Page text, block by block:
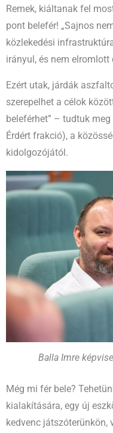
Remek, kiáltanak fel
pont belefér! „Sajnos
közlekedési
irányul, és nem
Ezért utak, járdák
szerepelhet a célok
beleférhet” – tudtuk
Érdért frakció), a
kidolgozójától.
Balla Imre
Még mi fér bele?
kialakítására, egy új
kedvenc játszóterünkön,